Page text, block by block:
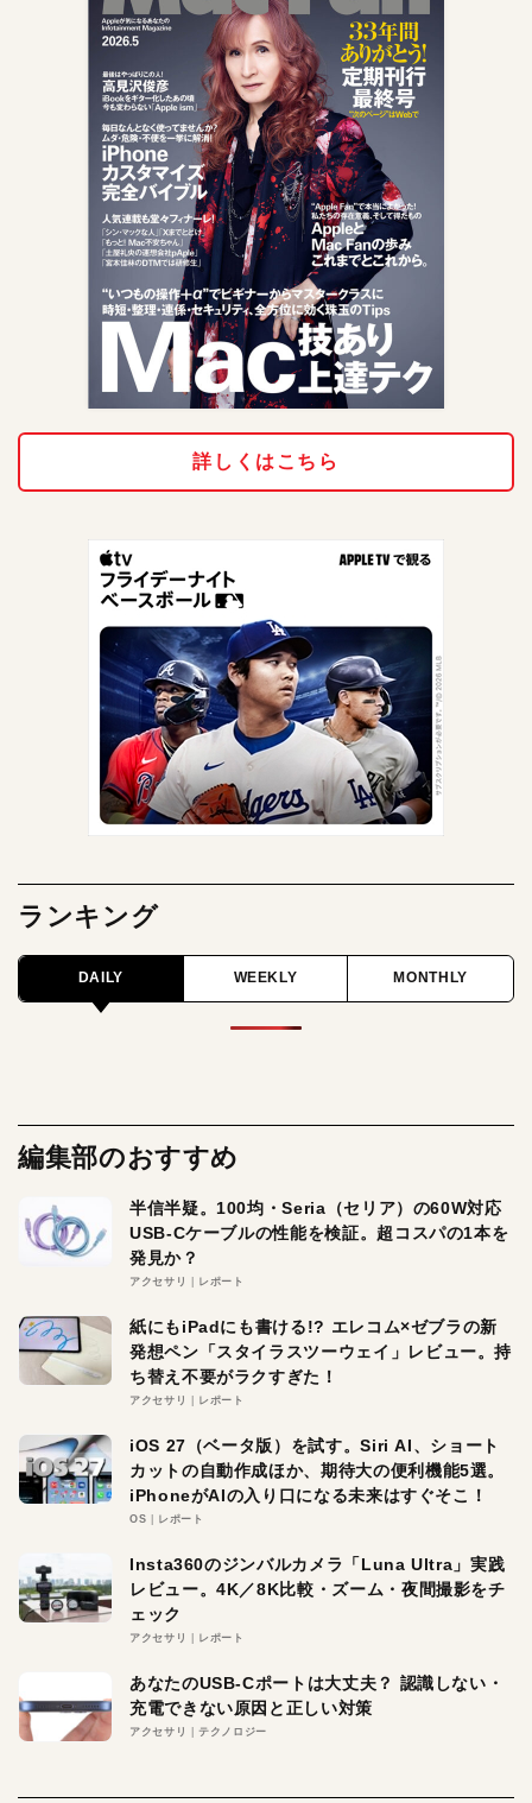
詳しくはこちら
ランキング
DAILY WEEKLY MONTHLY
編集部のおすすめ
半信半疑。100均・Seria（セリア）の60W対応
USB-Cケーブルの性能を検証。超コスパの1本を
発見か？
アクセサリ レポート
紙にもiPadにも書ける!? エレコム×ゼブラの新
発想ペン「スタイラスツーウェイ」レビュー。持
ち替え不要がラクすぎた！
アクセサリ レポート
iOS 27（ベータ版）を試す。Siri AI、ショート
カットの自動作成ほか、期待大の便利機能5選。
iPhoneがAIの入り口になる未来はすぐそこ！
OS レポート
Insta360のジンバルカメラ「Luna Ultra」実践
レビュー。4K／8K比較・ズーム・夜間撮影をチ
ェック
アクセサリ レポート
あなたのUSB-Cポートは大丈夫？ 認識しない・
充電できない原因と正しい対策
アクセサリ テクノロジー